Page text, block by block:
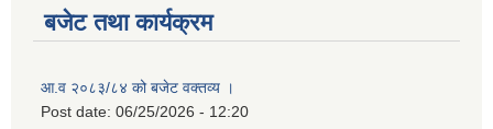
बजेट तथा कार्यक्रम
आ.व २०८३/८४ को बजेट वक्तव्य ।
Post date: 06/25/2026 - 12:20